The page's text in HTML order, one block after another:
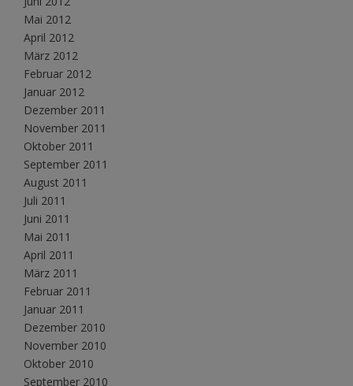
Mai 2012
April 2012
März 2012
Februar 2012
Januar 2012
Dezember 2011
November 2011
Oktober 2011
September 2011
August 2011
Juli 2011
Juni 2011
Mai 2011
April 2011
März 2011
Februar 2011
Januar 2011
Dezember 2010
November 2010
Oktober 2010
September 2010